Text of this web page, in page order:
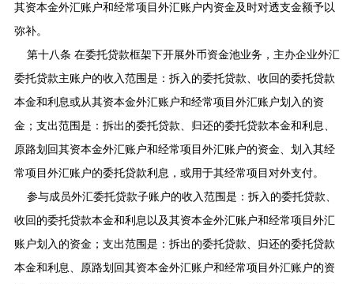
其资本金外汇账户和经常项目外汇账户内资金及时对透支金额予以
弥补。
第十八条 在委托贷款框架下开展外币资金池业务，主办企业外汇
委托贷款主账户的收入范围是：拆入的委托贷款、收回的委托贷款
本金和利息或从其资本金外汇账户和经常项目外汇账户划入的资
金；支出范围是：拆出的委托贷款、归还的委托贷款本金和利息、
原路划回其资本金外汇账户和经常项目外汇账户的资金、划入其经
常项目外汇账户的委托贷款利息，或用于其经常项目对外支付。
参与成员外汇委托贷款子账户的收入范围是：拆入的委托贷款、
收回的委托贷款本金和利息以及其资本金外汇账户和经常项目外汇
账户划入的资金；支出范围是：拆出的委托贷款、归还的委托贷款
本金和利息、原路划回其资本金外汇账户和经常项目外汇账户的资